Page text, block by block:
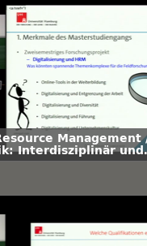
Management
Interdisziplinär und